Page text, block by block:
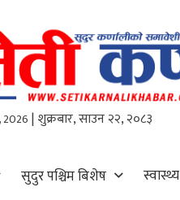
2026 | शुक्रबार, साउन २२, २०८३
सुदुर पश्चिम बिशेष स्वास्थ्य